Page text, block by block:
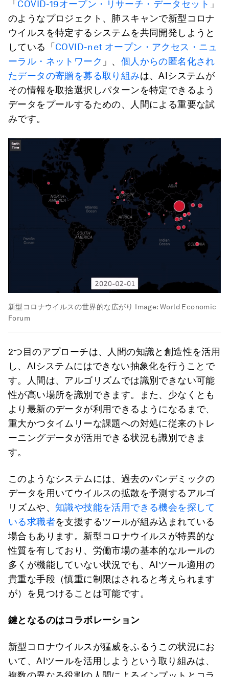
「 COVID-19オープン・リサーチ・データセット 」
のようなプロジェクト、肺スキャンで新型コロナ
ウイルスを特定するシステムを共同開発しようと
している「 COVID-net オープン・アクセス・ニュ
ーラル・ネットワーク 」、 個人からの匿名化され
たデータの寄贈を募る取り組みは、AIシステムが
その情報を取捨選択しパターンを特定できるよう
データをプールするための、人間による重要な試
みです。
新型コロナウイルスの世界的な広がり Image:World Economic
Forum
2つ目のアプローチは、人間の知識と創造性を活用
し、AIシステムにはできない抽象化を行うことで
す。人間は、アルゴリズムでは識別できない可能
性が高い場所を識別できます。また、少なくとも
より最新のデータが利用できるようになるまで、
重大かつタイムリーな課題への対処に従来のトレ
ーニングデータが活用できる状況も識別できま
す。
このようなシステムには、過去のパンデミックの
データを用いてウイルスの拡散を予測するアルゴ
リズムや、 知識や技能を活用できる機会を探して
いる求職者を支援するツールが組み込まれている
場合もあります。新型コロナウイルスが特異的な
性質を有しており、労働市場の基本的なルールの
多くが機能していない状況でも、AIツール適用の
貴重な手段（慎重に制限はされると考えられます
が）を見つけることは可能です。
鍵となるのはコラボレーション
新型コロナウイルスが猛威をふるうこの状況にお
いて、AIツールを活用しようという取り組みは、